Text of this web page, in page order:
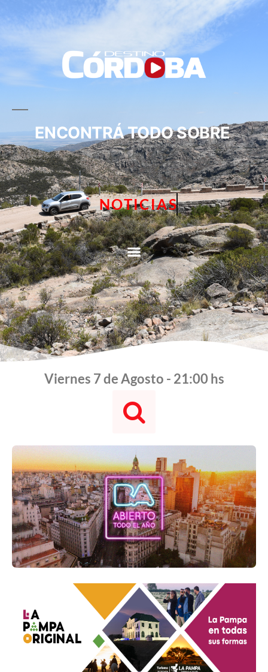
ENCONTRÁ TODO SOBRE
NOTICIAS
Viernes 7 de Agosto - 21:01 hs